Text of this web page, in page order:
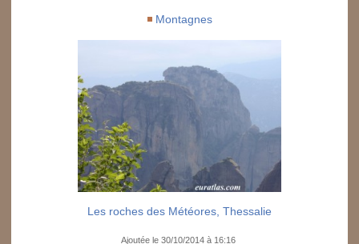
Montagnes
Les roches des Météores, Thessalie
Ajoutée le 30/10/2014 à 16:16